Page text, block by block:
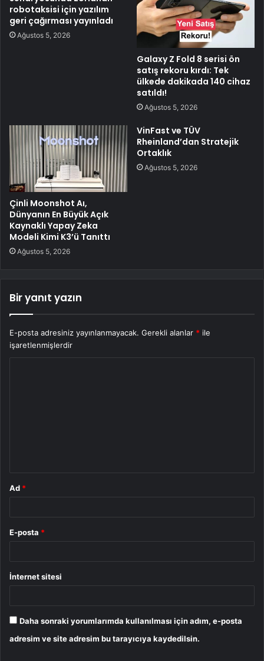
robotaksisi için yazılım
geri çağırması yayınladı
Ağustos 5, 2026
Galaxy Z Fold 8 serisi ön
satış rekoru kırdı: Tek
ülkede dakikada 140 cihaz
satıldı!
Ağustos 5, 2026
Çinli Moonshot Aı,
Dünyanın En Büyük Açık
Kaynaklı Yapay Zeka
Modeli Kimi K3’ü Tanıttı
Ağustos 5, 2026
VinFast ve TÜV
Rheinland’dan Stratejik
Ortaklık
Ağustos 5, 2026
Bir yanıt yazın
E-posta adresiniz yayınlanmayacak. Gerekli alanlar * ile
işaretlenmişlerdir
Ad *
E-posta *
İnternet sitesi
Daha sonraki yorumlarımda kullanılması için adım, e-posta
adresim ve site adresim bu tarayıcıya kaydedilsin.